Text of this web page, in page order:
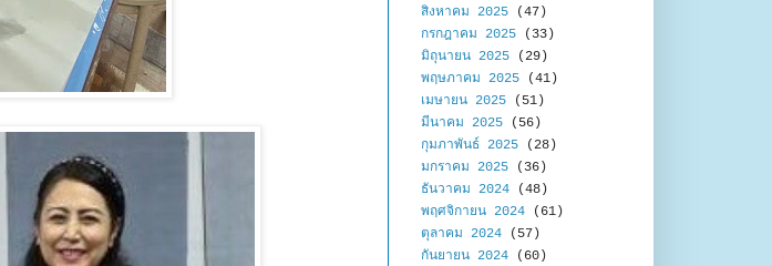
สิงหาคม 2025 (47)
กรกฎาคม 2025 (33)
มิถุนายน 2025 (29)
พฤษภาคม 2025 (41)
เมษายน 2025 (51)
มีนาคม 2025 (56)
กุมภาพันธ์ 2025 (28)
มกราคม 2025 (36)
ธันวาคม 2024 (48)
พฤศจิกายน 2024 (61)
ตุลาคม 2024 (57)
กันยายน 2024 (60)